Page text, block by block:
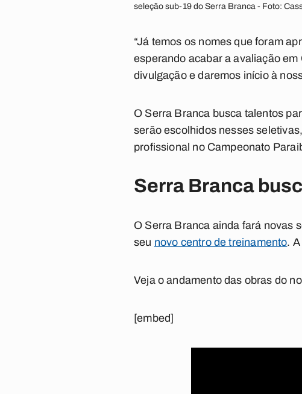
seleção sub-19 do Serra Branca - Foto:
“Já temos os nomes que foram
esperando acabar a avaliação
divulgação e daremos início à
O Serra Branca busca talentos
serão escolhidos nesses
profissional no Campeonato
Serra Branca
O Serra Branca ainda fará novas
seu novo centro de treinamento.
Veja o andamento das obras do
[embed]